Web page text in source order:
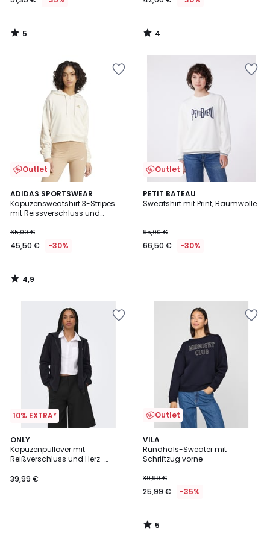
5
/
4
/
Outlet
ADIDAS SPORTSWEAR
Kapuzensweatshirt 3-Stripes
mit Reissverschluss und
65,00 €
45,50 € -30%
4,9
/ 5
4,9
/
Outlet
PETIT BATEAU
Sweatshirt mit Print, Baumwolle
95,00 €
66,50 € -30%
10% EXTRA*
ONLY
Kapuzenpullover mit
Reißverschluss und Herz-
39,99 €
Outlet
VILA
Rundhals-Sweater mit
Schriftzug vorne
39,99 €
25,99 € -35%
5
/
5
5
/